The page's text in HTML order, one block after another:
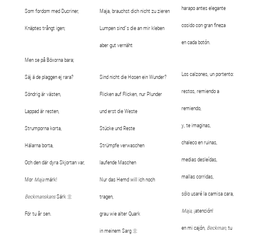
Som fordom med Ducriner,
Knäptes trångt igen;
Men se på Böxorna bara;
Säj ä de plaggen ej rara?
Söndrig är västen,
Lappad är resten,
Strumporna korta,
Hälarna borta,
Och den där dyra Skjortan var,
Mor Majamärk!
BeckmanskansSärk :||:
För tu år sen.
Maja, brauchst dich nicht zu zieren
Lumpen sind´s die an mir kleben
aber gut vernäht
Sind nicht die Hosen ein Wunder?
Flicken auf Flicken, nur Plunder
und erst die Weste
Stücke und Reste
Strümpfe verwaschen
laufende Maschen
Nur das Hemd will ich noch
tragen,
grau wie alter Quark
in meinem Sarg :||:
harapo antes elegante
cosido con gran fineza
en cada botón.
Los calzones, un portento:
restos, remiendo a
remiendo,
y, te imaginas,
chaleco en ruinas,
medias desleídas,
mallas corridas,
sólo usaré la camisa cara,
Maja, ¡atención!
en mi cajón, Beckman, tu